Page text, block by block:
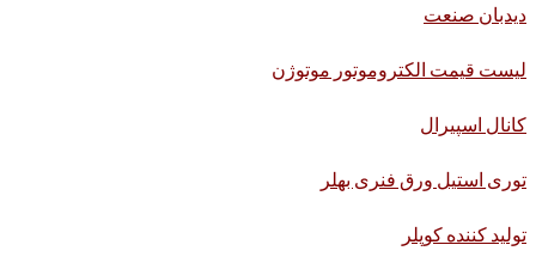
دیدبان صنعت
لیست قیمت الکتروموتور موتوژن
کانال اسپیرال
توری استیل ورق فنری بهلر
تولید کننده کوپلر